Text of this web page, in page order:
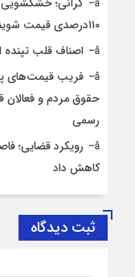
۱۱۰درصدی قیمت شوینده کاهش۴۰درصدی تقاضا
اصناف قلب
فریب قیمت‌های
حقوق مردم و فعالان
رسمی
رویکرد قضایی؛
کاهش داد
ثبت دیدگاه